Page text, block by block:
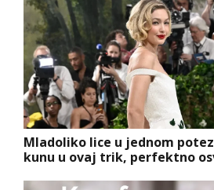
Mladoliko lice u jednom
kunu u ovaj trik, perfektno